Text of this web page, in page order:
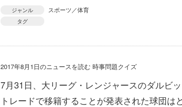
ジャンル スポーツ／体育
タグ
2017年8月1日のニュースを読む 時事問題クイズ
7月31日、大リーグ・レンジャースのダルビ
トレードで移籍することが発表された球団は